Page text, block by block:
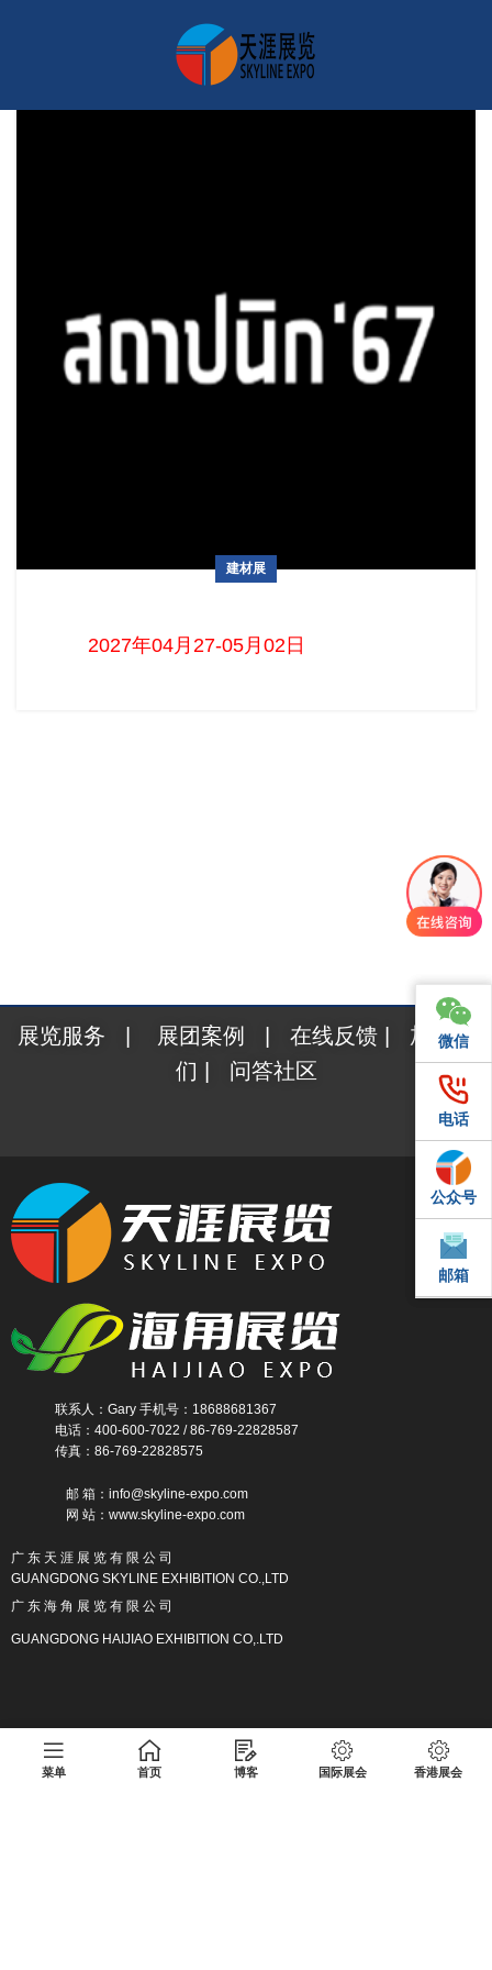
建材展
2027年04月27-05月02日 ...
微信
电话
QQ
邮箱
微信
电话
公众号
邮箱
展览服务 | 展团案例 | 在线反馈| 加入我
们 | 问答社区
联系人：Gary 手机号：18688681367
电话：400-600-7022 / 86-769-22828587
传真：86-769-22828575
邮 箱：info@skyline-expo.com
网 站：www.skyline-expo.com
广 东 天 涯 展 览 有 限 公 司
GUANGDONG SKYLINE EXHIBITION CO.,LTD
广 东 海 角 展 览 有 限 公 司
GUANGDONG HAIJIAO EXHIBITION CO,.LTD
广东天涯展览有限公司版权所有 粤ICP备17013133号
菜单 首页 博客 国际展会 香港展会